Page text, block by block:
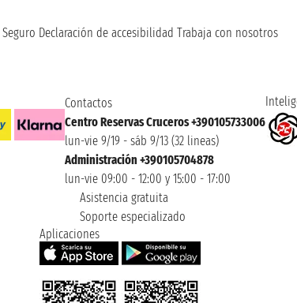
Seguro Declaración de accesibilidad Trabaja con nosotros
Contactos
Centro Reservas Cruceros +390105733006
lun-vie 9/19 - sáb 9/13 (32 lineas)
Administración +390105704878
lun-vie 09:00 - 12:00 y 15:00 - 17:00
Asistencia gratuita
Soporte especializado
Aplicaciones